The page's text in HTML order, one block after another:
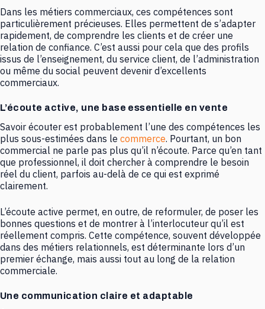
Dans les métiers commerciaux, ces compétences sont
particulièrement précieuses. Elles permettent de s’adapter
rapidement, de comprendre les clients et de créer une
relation de confiance. C’est aussi pour cela que des profils
issus de l’enseignement, du service client, de l’administration
ou même du social peuvent devenir d’excellents
commerciaux.
L’écoute active, une base essentielle en vente
Savoir écouter est probablement l’une des compétences les
plus sous-estimées dans le commerce. Pourtant, un bon
commercial ne parle pas plus qu’il n’écoute. Parce qu’en tant
que professionnel, il doit chercher à comprendre le besoin
réel du client, parfois au-delà de ce qui est exprimé
clairement.
L’écoute active permet, en outre, de reformuler, de poser les
bonnes questions et de montrer à l’interlocuteur qu’il est
réellement compris. Cette compétence, souvent développée
dans des métiers relationnels, est déterminante lors d’un
premier échange, mais aussi tout au long de la relation
commerciale.
Une communication claire et adaptable